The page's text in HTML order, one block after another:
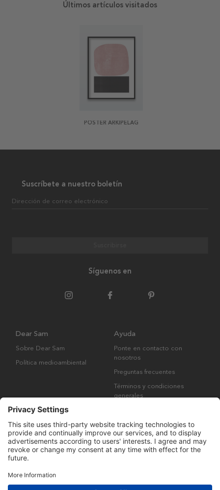
Últimos artículos visitados
POSTER ARKIPELAG
Suscríbete a nuestro boletín
Dirección de correo electrónico
Síguenos en
Dear Sam
Sobre Dear Sam
Política medioambiental
Ayuda
Ponte en contacto con
nosotros
Preguntas frecuentes
Términos y condiciones
generales
Derechos de autor © Many Brands AB 2023. Todos los derechos